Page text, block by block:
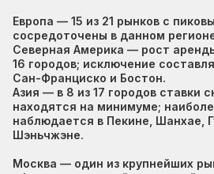
Европа — 15 из 21 рынков с
сосредоточены в данном
Северная Америка — рост
16 городов; исключение
Сан-Франциско и Бостон.
Азия — в 8 из 17 городов ставки
находятся на минимуме;
наблюдается в Пекине, Шанхае,
Шэньчжэне.
Москва — один из крупнейших